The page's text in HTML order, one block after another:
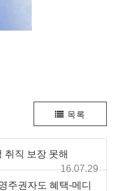
목록
취직 보장 못해
16.07.29
주권자도 혜택-메디